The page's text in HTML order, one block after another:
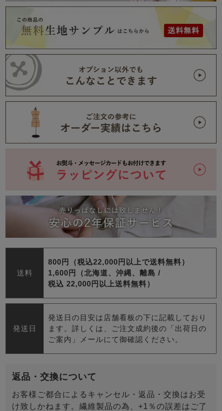
送料
800円（税込22,000円以上で送料無料）
1,600円（北海道、沖縄、離島 /
税込 22,000円以上送料無料）
発送日
発送日の目安は店舗看板の下に記載しており
ます。詳しくは、ご注文成約後の「出荷日の
ご案内」メールにて御確認ください。
返品・交換について
お客様ご都合によるキャンセル・返品・交換はお受
け致しかねます。繊維製品の為、+1％の誤差はご了